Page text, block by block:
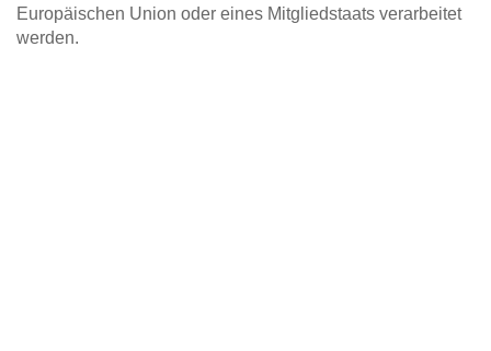
Europäischen Union oder eines Mitgliedstaats verarbeitet
werden.